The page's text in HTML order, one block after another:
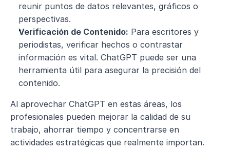
reunir puntos de datos relevantes, gráficos o
perspectivas.
Verificación de Contenido: Para escritores y
periodistas, verificar hechos o contrastar
información es vital. ChatGPT puede ser una
herramienta útil para asegurar la precisión del
contenido.
Al aprovechar ChatGPT en estas áreas, los
profesionales pueden mejorar la calidad de su
trabajo, ahorrar tiempo y concentrarse en
actividades estratégicas que realmente importan.